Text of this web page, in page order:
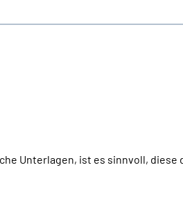
Unterlagen, ist es sinnvoll, diese